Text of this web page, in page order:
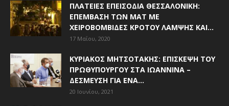
ΠΛΑΤΕΊΕΣ ΕΠΕΙΣΌΔΙΑ ΘΕΣΣΑΛΟΝΊΚΗ:
ΕΠΈΜΒΑΣΗ ΤΩΝ ΜΑΤ ΜΕ
ΧΕΙΡΟΒΟΜΒΊΔΕΣ ΚΡΌΤΟΥ ΛΆΜΨΗΣ ΚΑΙ...
17 Μαΐου, 2020
ΚΥΡΙΆΚΟΣ ΜΗΤΣΟΤΆΚΗΣ: ΕΠΊΣΚΕΨΗ ΤΟΥ
ΠΡΩΘΥΠΟΥΡΓΟΎ ΣΤΑ ΙΩΆΝΝΙΝΑ –
ΔΈΣΜΕΥΣΗ ΓΙΑ ΈΝΑ...
20 Ιουνίου, 2021